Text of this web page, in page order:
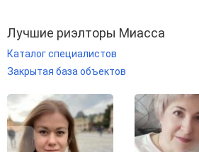
Лучшие риэлторы Миасса
Каталог специалистов
Закрытая база объектов